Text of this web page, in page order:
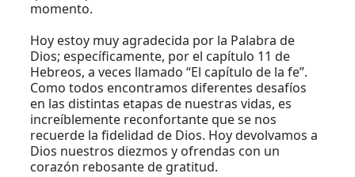
momento.
Hoy estoy muy agradecida por la Palabra de
Dios; específicamente, por el capítulo 11 de
Hebreos, a veces llamado “El capítulo de la fe”.
Como todos encontramos diferentes desafíos
en las distintas etapas de nuestras vidas, es
increíblemente reconfortante que se nos
recuerde la fidelidad de Dios. Hoy devolvamos a
Dios nuestros diezmos y ofrendas con un
corazón rebosante de gratitud.